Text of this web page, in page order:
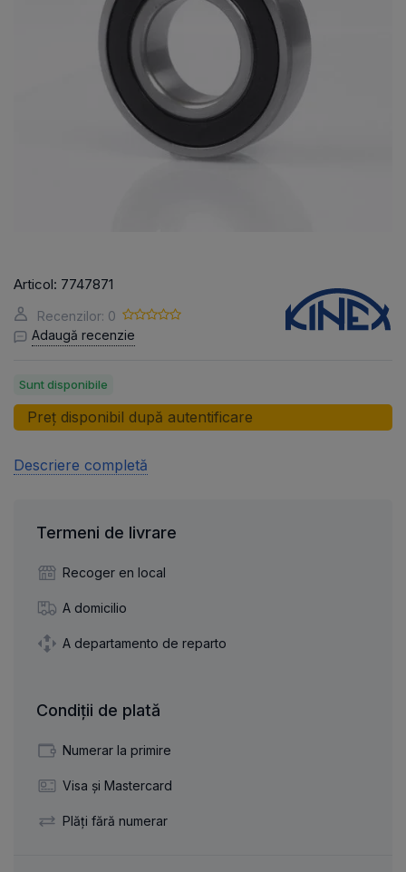
Articol: 7747871
Recenzilor: 0
Adaugă recenzie
Sunt disponibile
Preț disponibil după autentificare
Descriere completă
Termeni de livrare
Recoger en local
A domicilio
A departamento de reparto
Condiții de plată
Numerar la primire
Visa și Mastercard
Plăți fără numerar